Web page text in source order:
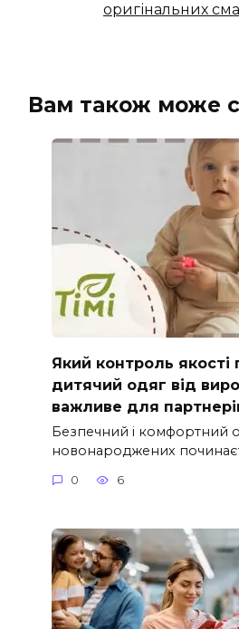
оригінальних
Вам також може
Який контроль якості
дитячий одяг від
важливе для
Безпечний і комфортний
новонароджених
0 6